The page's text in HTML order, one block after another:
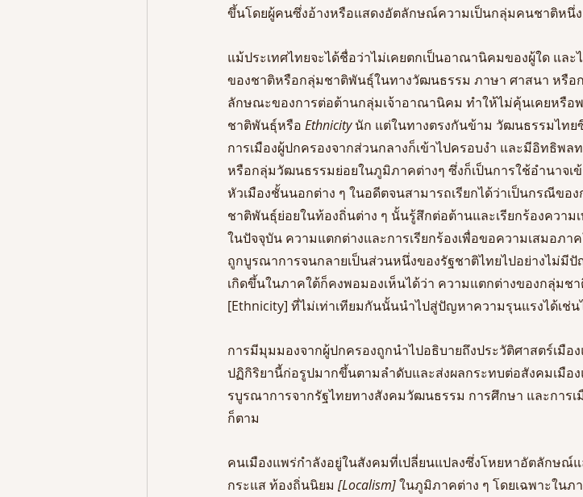
ขึ้นโดยผู้คนซึ่งอ้างหรือแสดงอัตลักษณ์ความเป็นกลุ่มคนชาติหนึ่ง
แม้ประเทศไทยจะได้ชื่อว่าไม่เคยตกเป็นอาณานิคมของผู้ใด แล
ของชาติหรือกลุ่มชาติพันธุ์ในทางวัฒนธรรม ภาษา ศาสนา หรือ
ลักษณะของการต่อต้านกลุ่มเจ้าอาณานิคม ทำให้ไม่คุ้นเคยหรือ
ชาติพันธุ์หรือ Ethnicity นัก แต่ในทางตรงกันข้าม วัฒนธรรมไท
การเมืองผู้ปกครองจากส่วนกลางก็เข้าไปครอบงำ และมีอิทธิพ
หรือกลุ่มวัฒนธรรมย่อยในภูมิภาคต่างๆ ซึ่งก็เป็นการใช้อำนาจเ
หัวเมืองชั้นนอกต่าง ๆ ในอดีตจนสามารถเรียกได้ว่าเป็นกรณีข
ชาติพันธุ์ย่อยในท้องถิ่นต่าง ๆ นั้นรู้สึกต่อต้านและเรียกร้องความ
ในปัจจุบัน ความแตกต่างและการเรียกร้องเพื่อขอความเสมอภ
ถูกบูรณาการจนกลายเป็นส่วนหนึ่งของรัฐชาติไทยไปอย่างไม่มี
เกิดขึ้นในภาคใต้ก็คงพอมองเห็นได้ว่า ความแตกต่างของกลุ่ม
[Ethnicity] ที่ไม่เท่าเทียมกันนั้นนำไปสู่ปัญหาความรุนแรงได้เช่น
การมีมุมมองจากผู้ปกครองถูกนำไปอธิบายถึงประวัติศาสตร์เมือ
ปฏิกิริยานี้ก่อรูปมากขึ้นตามลำดับและส่งผลกระทบต่อสังคมเมือ
รบูรณาการจากรัฐไทยทางสังคมวัฒนธรรม การศึกษา และการ
ก็ตาม
คนเมืองแพร่กำลังอยู่ในสังคมที่เปลี่ยนแปลงซึ่งโหยหาอัตลักษณ์
กระแส ท้องถิ่นนิยม [Localism] ในภูมิภาคต่าง ๆ โดยเฉพาะใน